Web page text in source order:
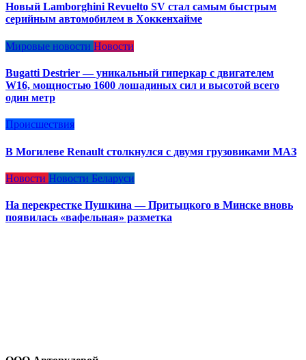
Новый Lamborghini Revuelto SV стал самым быстрым
серийным автомобилем в Хоккенхайме
Мировые новости Новости
Bugatti Destrier — уникальный гиперкар с двигателем
W16, мощностью 1600 лошадиных сил и высотой всего
один метр
Происшествия
В Могилеве Renault столкнулся с двумя грузовиками МАЗ
Новости Новости Беларуси
На перекрестке Пушкина — Притыцкого в Минске вновь
появилась «вафельная» разметка